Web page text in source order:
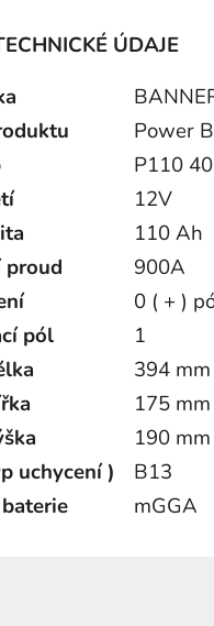
ÚDAJE
Power
P110 40
12V
110 Ah
proud
900A
0 ( + )
pól
1
394 mm
175 mm
190 mm
uchycení )
B13
mGGA